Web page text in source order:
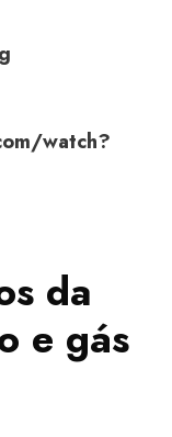
watch?
da
e gás